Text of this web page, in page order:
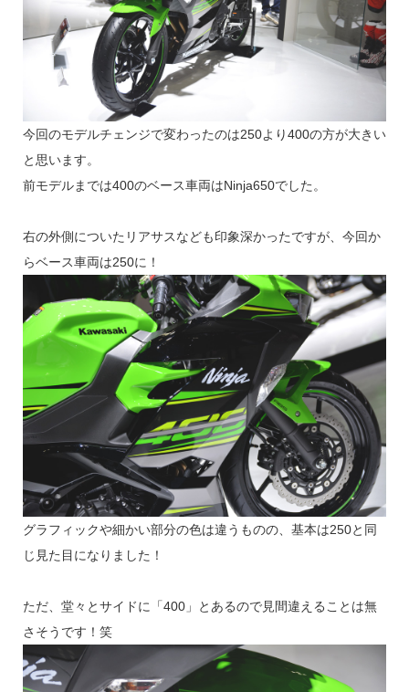
今回のモデルチェンジで変わったのは250より400の方が大きい
と思います。
前モデルまでは400のベース車両はNinja650でした。
右の外側についたリアサスなども印象深かったですが、今回か
らベース車両は250に！
グラフィックや細かい部分の色は違うものの、基本は250と同
じ見た目になりました！
ただ、堂々とサイドに「400」とあるので見間違えることは無
さそうです！笑